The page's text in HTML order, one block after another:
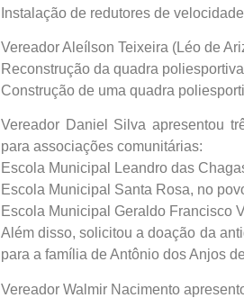
Instalação de redutores de
Vereador Aleílson Teixeira (Léo de
Reconstrução da quadra
Construção de uma quadra
Vereador Daniel Silva apresentou
para associações comunitárias:
Escola Municipal Leandro das
Escola Municipal Santa Rosa, no
Escola Municipal Geraldo Francisco
Além disso, solicitou a doação da
para a família de Antônio dos Anjos
Vereador Walmir Nacimento